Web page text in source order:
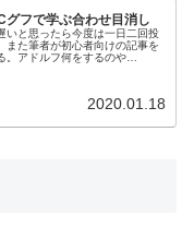
フで学ぶ合わせ目消し
いと思ったら今度は一日二回投
また筆者が初心者向けの記事を
。アドルフ何をするのや
2020.01.18